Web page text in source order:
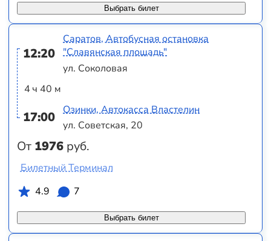
Выбрать билет
12:20
4 ч 40 м
17:00
От 1976 руб.
Саратов, Автобусная остановка
"Славянская площадь"
ул. Соколовая
Озинки, Автокасса Властелин
ул. Советская, 20
Выбрать билет
Билетный Терминал
4.9
7